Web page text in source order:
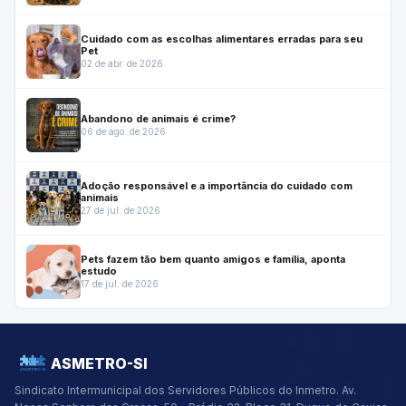
Cuidado com as escolhas alimentares erradas para seu
Pet
02 de abr. de 2026
Abandono de animais é crime?
06 de ago. de 2026
Adoção responsável e a importância do cuidado com
animais
27 de jul. de 2026
Pets fazem tão bem quanto amigos e família, aponta
estudo
17 de jul. de 2026
ASMETRO-SI
Sindicato Intermunicipal dos Servidores Públicos do Inmetro. Av.